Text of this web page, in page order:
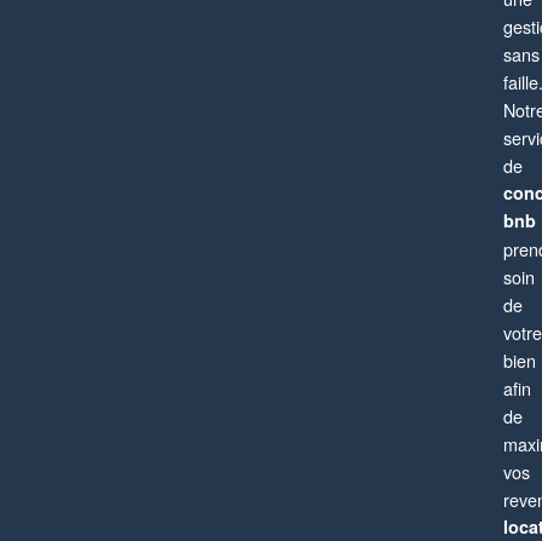
sans
faille.
de
bnb
soin
de
votre
bien
afin
de
vos